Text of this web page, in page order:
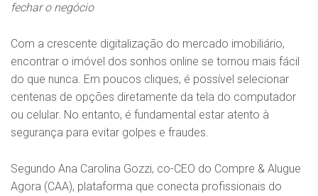
fechar o negócio
Com a crescente digitalização do mercado imobiliário,
encontrar o imóvel dos sonhos online se tornou mais fácil
do que nunca. Em poucos cliques, é possível selecionar
centenas de opções diretamente da tela do computador
ou celular. No entanto, é fundamental estar atento à
segurança para evitar golpes e fraudes.
Segundo Ana Carolina Gozzi, co-CEO do Compre & Alugue
Agora (CAA), plataforma que conecta profissionais do